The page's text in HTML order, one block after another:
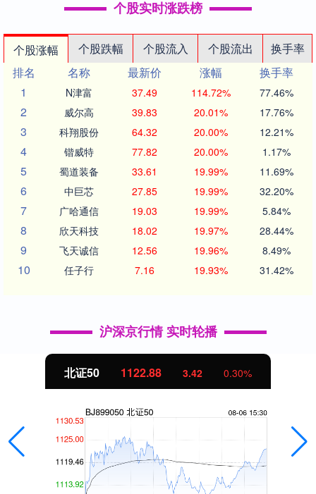
个股实时涨跌榜
个股涨幅 个股跌幅 个股流入 个股流出
换手率
排名
名称 最新价 涨幅
换手率
1
N津富 37.49 114.72% 77.46%
2 威尔高 39.83 20.01% 17.76%
3 科翔股份 64.32 20.00% 12.21%
4 锴威特 77.82 20.00% 1.17%
5 蜀道装备 33.61 19.99% 11.69%
6 中巨芯 27.85 19.99% 32.20%
7 广哈通信 19.03 19.99% 5.84%
8 欣天科技 18.02 19.97% 28.44%
9 飞天诚信 12.56 19.96% 8.49%
10 任子行 7.16 19.93% 31.42%
沪深京行情 实时轮播
北证50 1122.88 3.42 0.30%